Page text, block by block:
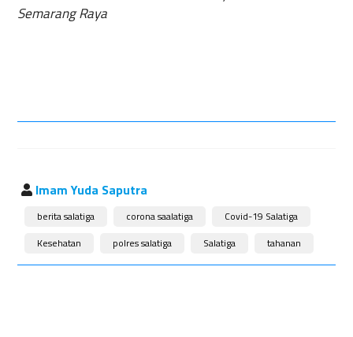
Semarang Raya
Imam Yuda Saputra
berita salatiga corona saalatiga
Covid-19 Salatiga
Kesehatan
polres salatiga Salatiga tahanan